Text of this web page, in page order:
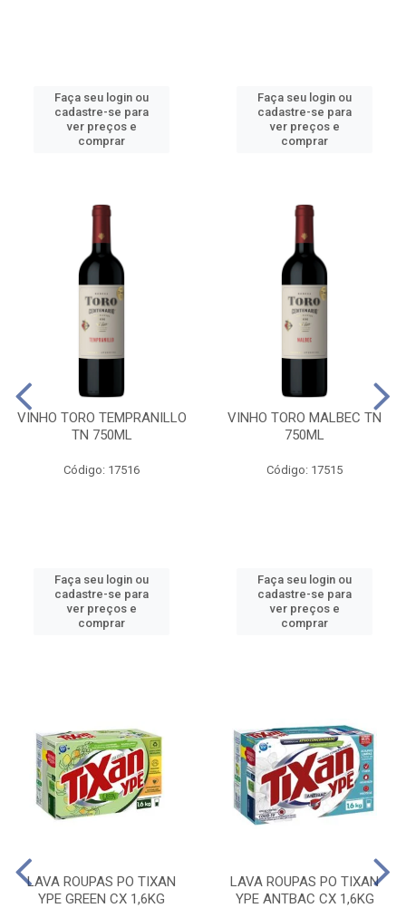
Faça seu login ou
cadastre-se para
ver preços e
comprar
Faça seu login ou
cadastre-se para
ver preços e
comprar
VINHO TORO TEMPRANILLO
TN 750ML
Código: 17516
Faça seu login ou
cadastre-se para
ver preços e
comprar
VINHO TORO MALBEC TN
750ML
Código: 17515
Faça seu login ou
cadastre-se para
ver preços e
comprar
LAVA ROUPAS PO TIXAN
YPE GREEN CX 1,6KG
LAVA ROUPAS PO TIXAN
YPE ANTBAC CX 1,6KG